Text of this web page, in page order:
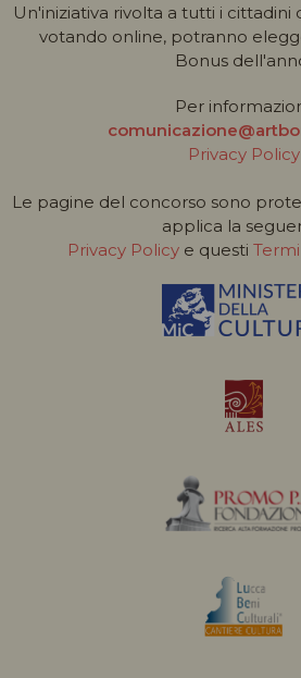
Un'iniziativa rivolta a tutti i cittadini
votando online, potranno
Bonus
Per
Privacy Policy
Le pagine del concorso sono
applica la
Privacy Policy e questi